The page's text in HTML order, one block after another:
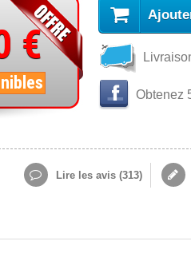
€
Obtenez
Lire les avis (313)